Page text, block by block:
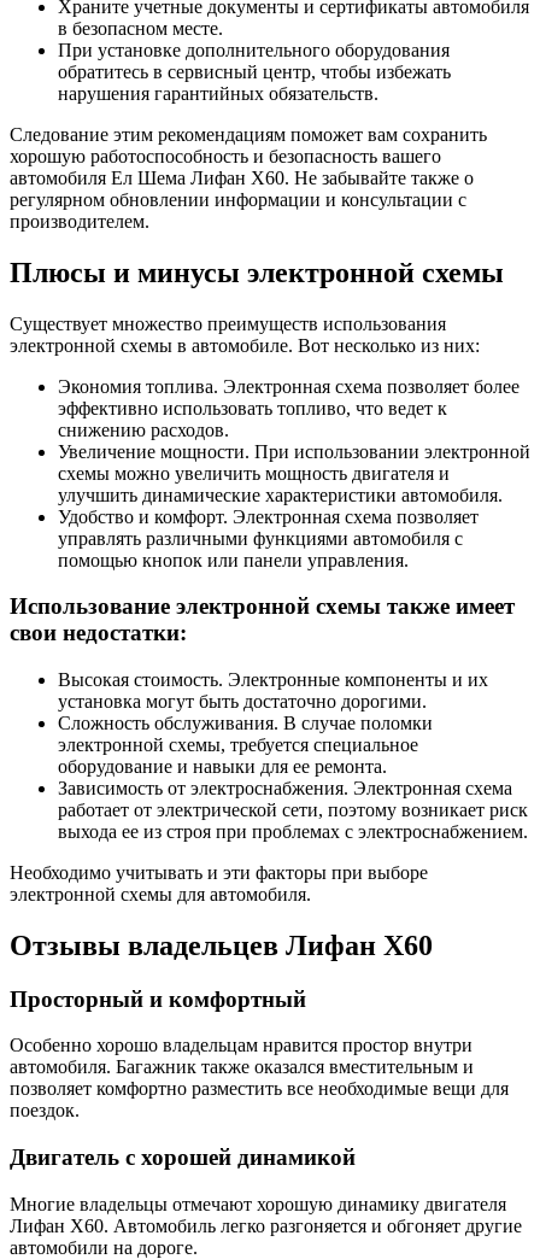
Храните учетные документы и сертификаты автомобиля
в безопасном месте.
При установке дополнительного оборудования
обратитесь в сервисный центр, чтобы избежать
нарушения гарантийных обязательств.
Следование этим рекомендациям поможет вам сохранить
хорошую работоспособность и безопасность вашего
автомобиля Ел Шема Лифан Х60. Не забывайте также о
регулярном обновлении информации и консультации с
производителем.
Плюсы и минусы электронной схемы
Существует множество преимуществ использования
электронной схемы в автомобиле. Вот несколько из них:
Экономия топлива. Электронная схема позволяет более
эффективно использовать топливо, что ведет к
снижению расходов.
Увеличение мощности. При использовании электронной
схемы можно увеличить мощность двигателя и
улучшить динамические характеристики автомобиля.
Удобство и комфорт. Электронная схема позволяет
управлять различными функциями автомобиля с
помощью кнопок или панели управления.
Использование электронной схемы также имеет
свои недостатки:
Высокая стоимость. Электронные компоненты и их
установка могут быть достаточно дорогими.
Сложность обслуживания. В случае поломки
электронной схемы, требуется специальное
оборудование и навыки для ее ремонта.
Зависимость от электроснабжения. Электронная схема
работает от электрической сети, поэтому возникает риск
выхода ее из строя при проблемах с электроснабжением.
Необходимо учитывать и эти факторы при выборе
электронной схемы для автомобиля.
Отзывы владельцев Лифан Х60
Просторный и комфортный
Особенно хорошо владельцам нравится простор внутри
автомобиля. Багажник также оказался вместительным и
позволяет комфортно разместить все необходимые вещи для
поездок.
Двигатель с хорошей динамикой
Многие владельцы отмечают хорошую динамику двигателя
Лифан Х60. Автомобиль легко разгоняется и обгоняет другие
автомобили на дороге.